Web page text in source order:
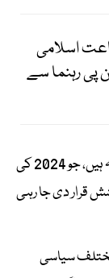
اسلامی
اور بی این پی رہنما سے
اصلاحات کی تجاویز ’جولائی نیشنل چارٹر‘ کا حصہ ہیں، جو 2024 کی
قرار دی جا رہی
سیاسی